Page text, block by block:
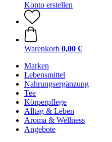
Konto erstellen
Warenkorb 0,00 €
Marken
Lebensmittel
Nahrungsergänzung
Tee
Körperpflege
Alltag & Leben
Aroma & Wellness
Angebote